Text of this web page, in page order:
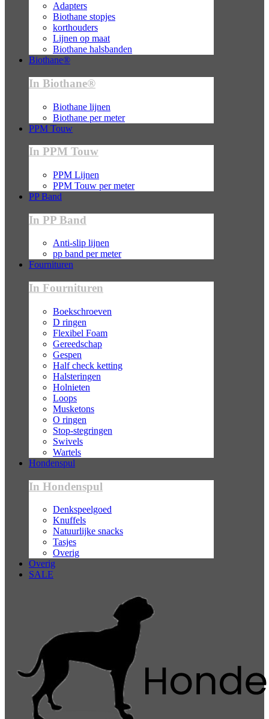
Adapters
Biothane stopjes
korthouders
Lijnen op maat
Biothane halsbanden
Biothane®
In Biothane®
Biothane lijnen
Biothane per meter
PPM Touw
In PPM Touw
PPM Lijnen
PPM Touw per meter
PP Band
In PP Band
Anti-slip lijnen
pp band per meter
Fournituren
In Fournituren
Boekschroeven
D ringen
Flexibel Foam
Gereedschap
Gespen
Half check ketting
Halsteringen
Holnieten
Loops
Musketons
O ringen
Stop-stegringen
Swivels
Wartels
Hondenspul
In Hondenspul
Denkspeelgoed
Knuffels
Natuurlijke snacks
Tasjes
Overig
Overig
SALE